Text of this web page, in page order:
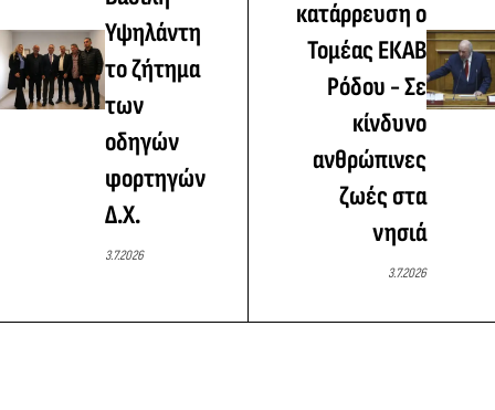
Υψηλάντη
το ζήτημα
των
οδηγών
φορτηγών
Δ.Χ.
3.7.2026
κατάρρευση ο
Τομέας ΕΚΑΒ
Ρόδου - Σε
κίνδυνο
ανθρώπινες
ζωές στα
νησιά
3.7.2026